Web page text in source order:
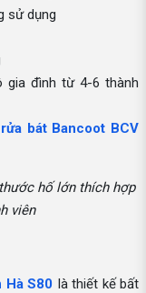
sử dụng
gia đình từ 4-6 thành
bát Bancoot BCV
hố lớn thích hợp
viên
Hà S80 là thiết kế bất